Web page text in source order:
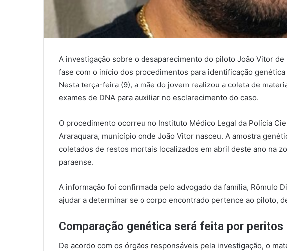
A investigação sobre o desaparecimento do piloto João Vitor de
fase com o início dos procedimentos para identificação
Nesta terça-feira (9), a mãe do jovem realizou a coleta de
exames de DNA para auxiliar no esclarecimento do caso.
O procedimento ocorreu no Instituto Médico Legal da Polícia
Araraquara, município onde João Vitor nasceu. A amostra
coletados de restos mortais localizados em abril deste ano na
paraense.
A informação foi confirmada pelo advogado da família, Rômulo
ajudar a determinar se o corpo encontrado pertence ao piloto,
Comparação genética será feita por
De acordo com os órgãos responsáveis pela investigação, o